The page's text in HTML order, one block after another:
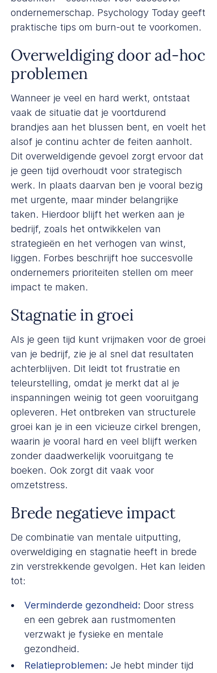
ondernemerschap. Psychology Today geeft
praktische tips om burn-out te voorkomen.
Overweldiging door ad-hoc
problemen
Wanneer je veel en hard werkt, ontstaat
vaak de situatie dat je voortdurend
brandjes aan het blussen bent, en voelt het
alsof je continu achter de feiten aanholt.
Dit overweldigende gevoel zorgt ervoor dat
je geen tijd overhoudt voor strategisch
werk. In plaats daarvan ben je vooral bezig
met urgente, maar minder belangrijke
taken. Hierdoor blijft het werken aan je
bedrijf, zoals het ontwikkelen van
strategieën en het verhogen van winst,
liggen. Forbes beschrijft hoe succesvolle
ondernemers prioriteiten stellen om meer
impact te maken.
Stagnatie in groei
Als je geen tijd kunt vrijmaken voor de groei
van je bedrijf, zie je al snel dat resultaten
achterblijven. Dit leidt tot frustratie en
teleurstelling, omdat je merkt dat al je
inspanningen weinig tot geen vooruitgang
opleveren. Het ontbreken van structurele
groei kan je in een vicieuze cirkel brengen,
waarin je vooral hard en veel blijft werken
zonder daadwerkelijk vooruitgang te
boeken. Ook zorgt dit vaak voor
omzetstress.
Brede negatieve impact
De combinatie van mentale uitputting,
overweldiging en stagnatie heeft in brede
zin verstrekkende gevolgen. Het kan leiden
tot:
Verminderde gezondheid: Door stress
en een gebrek aan rustmomenten
verzwakt je fysieke en mentale
gezondheid.
Relatieproblemen: Je hebt minder tijd